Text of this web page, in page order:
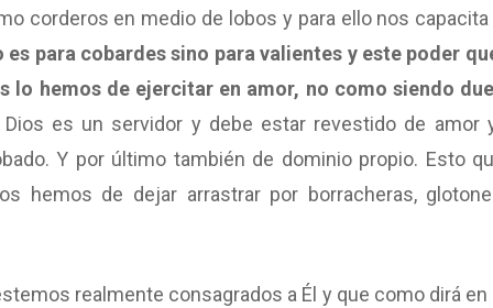
corderos en medio de lobos y para ello nos
para cobardes sino para valientes y este poder
lo hemos de ejercitar en amor, no como siendo
es un servidor y debe estar revestido de amor
Y por último también de dominio propio. Esto
hemos de dejar arrastrar por borracheras,
realmente consagrados a Él y que como dirá en